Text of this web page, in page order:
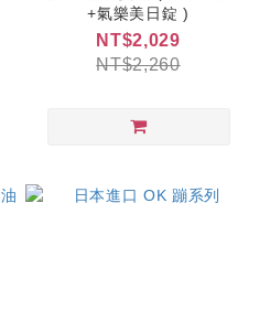
+氣樂美日錠 )
NT$2,029
NT$2,260